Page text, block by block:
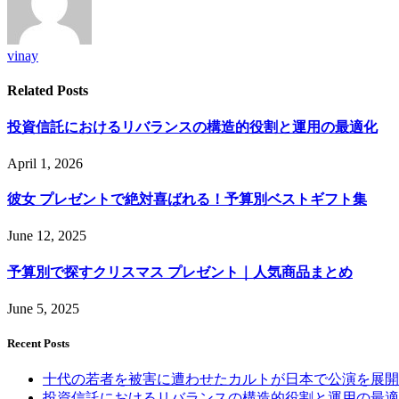
vinay
Related Posts
投資信託におけるリバランスの構造的役割と運用の最適化
April 1, 2026
彼女 プレゼントで絶対喜ばれる！予算別ベストギフト集
June 12, 2025
予算別で探すクリスマス プレゼント｜人気商品まとめ
June 5, 2025
Recent Posts
十代の若者を被害に遭わせたカルトが日本で公演を展